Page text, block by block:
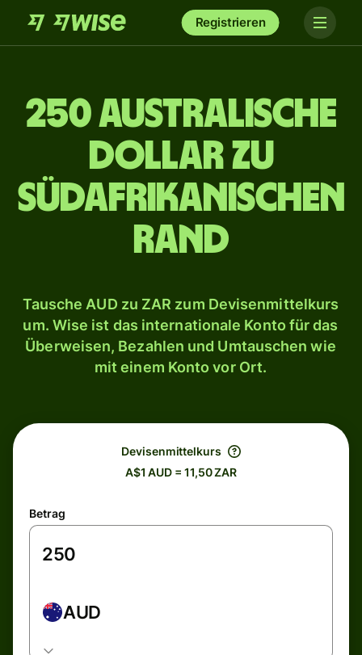
Registrieren
250 australische
Dollar zu
südafrikanischen
Rand
Tausche AUD zu ZAR zum Devisenmittelkurs
um. Wise ist das internationale Konto für das
Überweisen, Bezahlen und Umtauschen wie
mit einem Konto vor Ort.
Devisenmittelkurs
A$1 AUD = 11,50 ZAR
Betrag
AUD